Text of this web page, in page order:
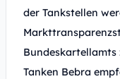
der Tankstellen
Bundeskartellamts
Tanken Bebra